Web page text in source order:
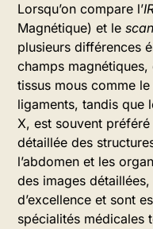
Lorsqu’on compare l’
Magnétique) et le
plusieurs différences
champs
tissus mous comme
ligaments, tandis que
X, est souvent
détaillée des
l’abdomen et les
des images
d’excellence et sont
spécialités médicales